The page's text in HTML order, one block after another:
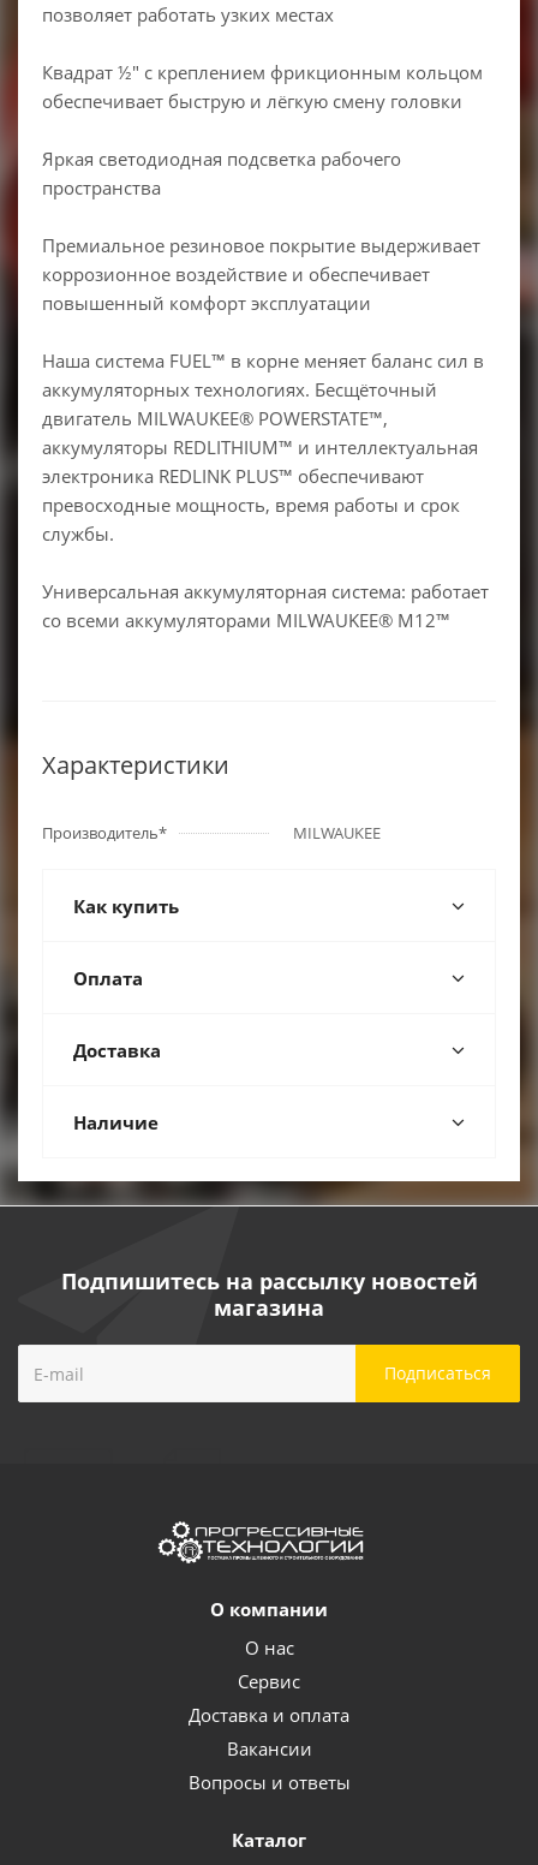
позволяет работать узких местах
Квадрат ½″ с креплением фрикционным кольцом
обеспечивает быструю и лёгкую смену головки
Яркая светодиодная подсветка рабочего
пространства
Премиальное резиновое покрытие выдерживает
коррозионное воздействие и обеспечивает
повышенный комфорт эксплуатации
Наша система FUEL™ в корне меняет баланс сил в
аккумуляторных технологиях. Бесщёточный
двигатель MILWAUKEE® POWERSTATE™,
аккумуляторы REDLITHIUM™ и интеллектуальная
электроника REDLINK PLUS™ обеспечивают
превосходные мощность, время работы и срок
службы.
Универсальная аккумуляторная система: работает
со всеми аккумуляторами MILWAUKEE® M12™
Характеристики
Производитель* MILWAUKEE
Как купить
Оплата
Доставка
Наличие
Подпишитесь на рассылку новостей
магазина
О компании
О нас
Сервис
Доставка и оплата
Вакансии
Вопросы и ответы
Каталог